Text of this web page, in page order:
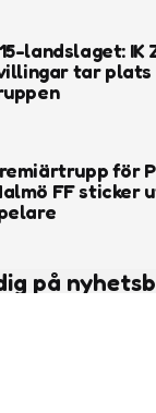
landslaget: IK
tar plats
för
FF sticker
på